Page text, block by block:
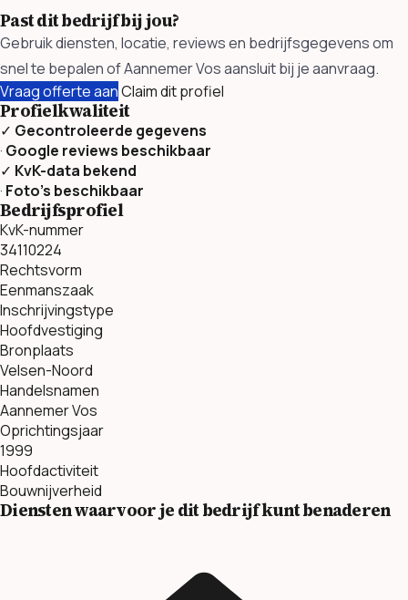
Past dit bedrijf bij jou?
Gebruik diensten, locatie, reviews en bedrijfsgegevens om
snel te bepalen of Aannemer Vos aansluit bij je aanvraag.
Vraag offerte aanClaim dit profiel
Profielkwaliteit
✓ Gecontroleerde gegevens
· Google reviews beschikbaar
✓ KvK-data bekend
· Foto’s beschikbaar
Bedrijfsprofiel
KvK-nummer
34110224
Rechtsvorm
Eenmanszaak
Inschrijvingstype
Hoofdvestiging
Bronplaats
Velsen-Noord
Handelsnamen
Aannemer Vos
Oprichtingsjaar
1999
Hoofdactiviteit
Bouwnijverheid
Diensten waarvoor je dit bedrijf kunt benaderen